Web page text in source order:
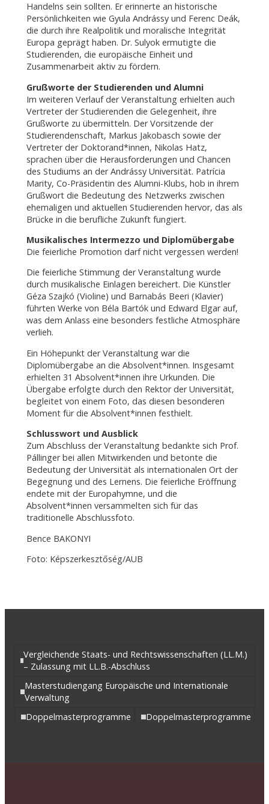
Handelns sein sollten. Er erinnerte an historische
Persönlichkeiten wie Gyula Andrássy und Ferenc Deák,
die durch ihre Realpolitik und moralische Integrität
Europa geprägt haben. Dr. Sulyok ermutigte die
Studierenden, die europäische Einheit und
Zusammenarbeit aktiv zu fördern.
Grußworte der Studierenden und Alumni
Im weiteren Verlauf der Veranstaltung erhielten auch
Vertreter der Studierenden die Gelegenheit, ihre
Grußworte zu übermitteln. Der Vorsitzende der
Studierendenschaft, Markus Jakobasch sowie der
Vertreter der Doktorand*innen, Nikolas Hatz,
sprachen über die Herausforderungen und Chancen
des Studiums an der Andrássy Universität. Patrícia
Marity, Co-Präsidentin des Alumni-Klubs, hob in ihrem
Grußwort die Bedeutung des Netzwerks zwischen
ehemaligen und aktuellen Studierenden hervor, das als
Brücke in die berufliche Zukunft fungiert.
Musikalisches Intermezzo und Diplomübergabe
Die feierliche Promotion darf nicht vergessen werden!
Die feierliche Stimmung der Veranstaltung wurde
durch musikalische Einlagen bereichert. Die Künstler
Géza Szajkó (Violine) und Barnabás Beeri (Klavier)
führten Werke von Béla Bartók und Edward Elgar auf,
was dem Anlass eine besonders festliche Atmosphäre
verlieh.
Ein Höhepunkt der Veranstaltung war die
Diplomübergabe an die Absolvent*innen. Insgesamt
erhielten 31 Absolvent*innen ihre Urkunden. Die
Übergabe erfolgte durch den Rektor der Universität,
begleitet von einem Foto, das diesen besonderen
Moment für die Absolvent*innen festhielt.
Schlusswort und Ausblick
Zum Abschluss der Veranstaltung bedankte sich Prof.
Pállinger bei allen Mitwirkenden und betonte die
Bedeutung der Universität als internationalen Ort der
Begegnung und des Lernens. Die feierliche Eröffnung
endete mit der Europahymne, und die
Absolvent*innen versammelten sich für das
traditionelle Abschlussfoto.
Bence BAKONYI
Foto: Képszerkesztőség/AUB
Vergleichende Staats- und Rechtswissenschaften (LL.M.)
– Zulassung mit LL.B.-Abschluss
Masterstudiengang Europäische und Internationale
Verwaltung
Doppelmasterprogramme
Doppelmasterprogramme